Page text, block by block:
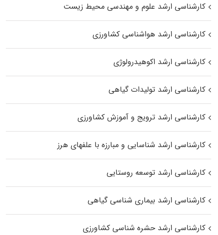
کارشناسی ارشد علوم و مهندسی محیط زیست
کارشناسی ارشد هواشناسی کشاورزی
کارشناسی ارشد اکوهیدرولوژی
کارشناسی ارشد تولیدات گیاهی
کارشناسی ارشد ترویج و آموزش کشاورزی
کارشناسی ارشد شناسایی و مبارزه با علفهای هرز
کارشناسی ارشد توسعه روستایی
کارشناسی ارشد بیماری‌ شناسی گیاهی
کارشناسی ارشد حشره‌ شناسی کشاورزی